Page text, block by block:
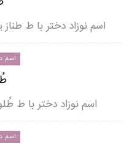
اسم نوزاد دختر با ط
اسم
اسم نوزاد دختر با ط
اسم